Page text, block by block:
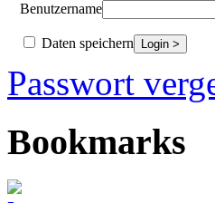
Benutzername
Daten speichern
Passwort
Bookmarks